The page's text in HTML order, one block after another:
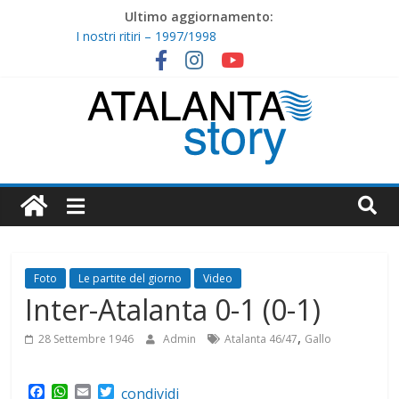
Ultimo aggiornamento:
I nostri ritiri – 1997/1998
1998/1999 : Cristiano Doni
I nostri ritiri – 1996/1997
1997/1998 : Caccia e Lucarelli non bastano
1996/1997 : Il potere del trio
Atalanta
Story
Foto Le partite del giorno Video
Inter-Atalanta 0-1 (0-1)
28 Settembre 1946 Admin Atalanta 46/47, Gallo
F
W
E
Tcondividi